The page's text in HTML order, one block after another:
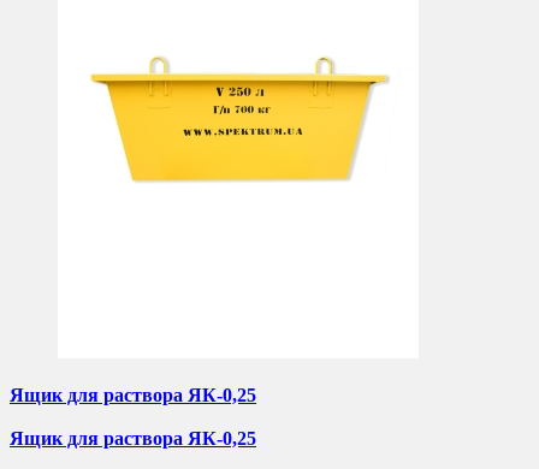
Ящик для раствора ЯК-0,25
Ящик для раствора ЯК-0,25